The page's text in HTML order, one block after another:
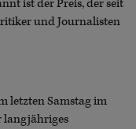
ist der Preis, der seit
und Journalisten
letzten Samstag im
langjähriges